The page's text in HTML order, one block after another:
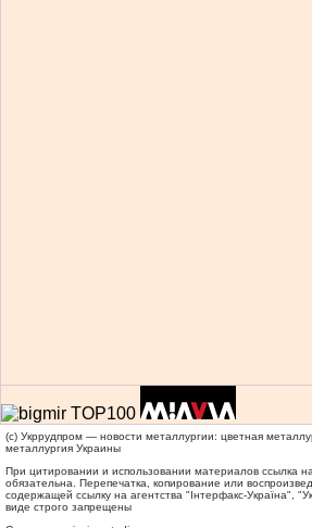
(c) Укррудпром — новости металлургии: цветная
металлургия Украины
При цитировании и использовании материалов ссылка
обязательна. Перепечатка, копирование или
содержащей ссылку на агентства "Iнтерфакс-Україна",
виде строго запрещены